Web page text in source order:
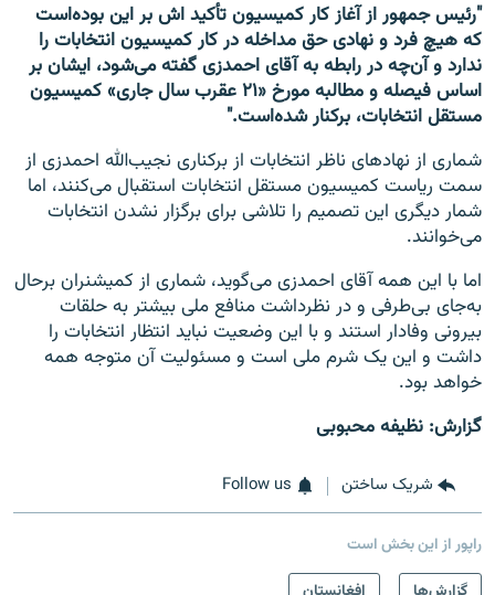
"رئیس جمهور از آغاز کار کمیسیون تأکید اش بر این بوده‌است
که هیچ فرد و نهادی حق مداخله در کار کمیسیون انتخابات را
ندارد و آن‌چه در رابطه به آقای احمدزی گفته می‌شود، ایشان بر
اساس فیصله و مطالبه مورخ «۲۱ عقرب سال جاری» کمیسیون
مستقل انتخابات، برکنار شده‌است."
شماری از نهادهای ناظر انتخابات از برکناری نجیب‌الله احمدزی از
سمت ریاست کمیسیون مستقل انتخابات استقبال می‌کنند، اما
شمار دیگری این تصمیم را تلاشی برای برگزار نشدن انتخابات
می‌خوانند.
اما با این همه آقای احمدزی می‌گوید، شماری از کمیشنران برحال
به‌جای بی‌طرفی و در نظرداشت منافع ملی بیشتر به حلقات
بیرونی وفادار استند و با این وضعیت نباید انتظار انتخابات را
داشت و این یک شرم ملی است و مسئولیت آن متوجه همه
خواهد بود.
گزارش: نظیفه محبوبی
شریک ساختن Follow us
راپور از این بخش است